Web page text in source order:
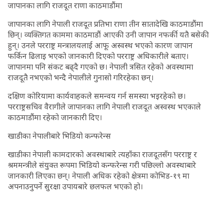
जापानका लागि राजदूत राणा काठमाडौंमा
जापानका लागि नेपाली राजदूत प्रतिभा राणा तीन सातादेखि काठमाडौंमा
छिन्। व्यक्तिगत काममा काठमाडौं आएकी उनी जापान नफर्की यतै बसेकी
हुन्। उनले परराष्ट्र मन्त्रालयलाई आफू अस्वस्थ भएको कारण जापान
फर्किन ढिलाइ भएको जानकारी दिएको परराष्ट्र अधिकारीले बताए।
जापानमा पनि संकट बढ्दै गएको छ। नेपाली त्रसित रहेको अवस्थामा
राजदूतै नभएको भन्दै नेपालीले गुनासो गरिरहेका छन्।
दक्षिण कोरियामा कार्यवाहकले समन्वय गर्न समस्या भइरहेको छ।
परराष्ट्रसचिव वैरागीले जापानका लागि नेपाली राजदूत अस्वस्थ भएकाले
काठमाडौंमा रहेको जानकारी दिए।
खाडीका नेपालीबारे भिडियो कन्फरेन्स
खाडीका नेपाली कामदारको अवस्थाबारे त्यहाँका राजदूतसँग परराष्ट्र र
श्रममन्त्रीले संयुक्त रूपमा भिडियो कन्फरेन्स गरी पछिल्लो अवस्थाबारे
जानकारी लिएका छन्। नेपाली अधिक रहेको क्षेत्रमा कोभिड-१९ मा
अपनाउनुपर्ने सुरक्षा उपायबारे छलफल भएको हो।